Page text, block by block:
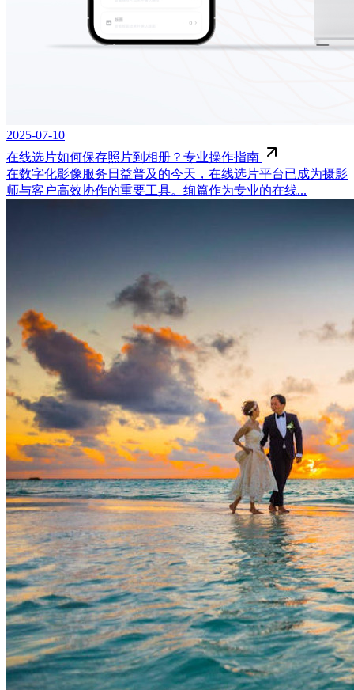
2025-07-10
在线选片如何保存照片到相册？专业操作指南
在数字化影像服务日益普及的今天，在线选片平台已成为摄影
师与客户高效协作的重要工具。绚篇作为专业的在线...